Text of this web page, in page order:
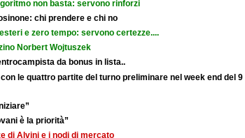
non basta: servono rinforzi
chi prendere e chi no
e zero tempo: servono certezze....
Norbert Wojtuszek
da bonus in lista..
le quattro partite del turno preliminare nel week end del 9
è la priorità”
di Alvini e i nodi di mercato